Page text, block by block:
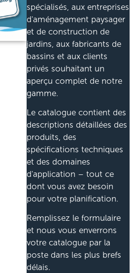
spécialisés, aux entreprises
d'aménagement paysager
et de construction de
jardins, aux fabricants de
bassins et aux clients
privés souhaitant un
aperçu complet de notre
gamme.
Le catalogue contient des
descriptions détaillées des
produits, des
spécifications techniques
et des domaines
d'application – tout ce
dont vous avez besoin
pour votre planification.
Remplissez le formulaire
et nous vous enverrons
votre catalogue par la
poste dans les plus brefs
délais.